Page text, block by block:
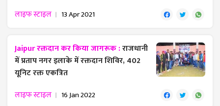
लाइफ स्टाइल 13 Apr 2021
Jaipur रक्तदान कर किया जागरूक :राजधानी
में प्रताप नगर इलाके में रक्तदान शिविर, 402
यूनिट रक्त एकत्रित
लाइफ स्टाइल 16 Jan 2022